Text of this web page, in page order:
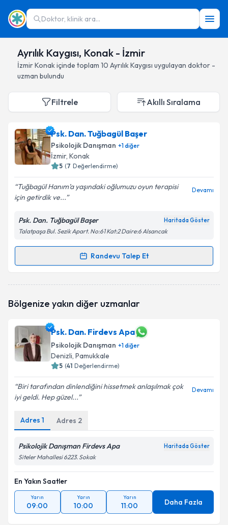
Doktor, klinik ara...
Ayrılık Kaygısı, Konak - İzmir
İzmirKonakiçinde toplam 10 Ayrılık Kaygısı uygulayan doktor -
uzman bulundu
Filtrele Akıllı Sıralama
Psk. Dan. Tuğbagül Başer
Psikolojik Danışman +1diğer
İzmir, Konak
5 (7 Değerlendirme)
Tuğbagül Hanım’a yaşındaki oğlumuzu oyun terapisi
için getirdik ve...
Devamı
Psk. Dan. Tuğbagül Başer Haritada Göster
Talatpaşa Bul. Sezik Apart. No:61 Kat:2 Daire:6 Alsancak
Randevu Talep Et
Randevu Takvimi Talebi
oluşturun. Size bu uzmandan randevu almanız için bir
E-posta Adresiniz
Kişisel verilerimin işlenmesine ilişkinAydınlatma
Metni'ni okudum ve kişisel verilerimin belirtilen
Bölgenize yakın diğer uzmanlar
Psk. Dan. Firdevs Apa
Psikolojik Danışman +1diğer
Denizli, Pamukkale
5 (41 Değerlendirme)
Biri tarafından dinlendiğini hissetmek anlaşılmak çok
iyi geldi. Hep güzel...
Devamı
Adres 1 Adres 2
Psikolojik Danışman Firdevs Apa Haritada Göster
Siteler Mahallesi 6223. Sokak
En Yakın Saatler
Yarın
09:00
Yarın
10:00
Yarın
11:00 Daha Fazla